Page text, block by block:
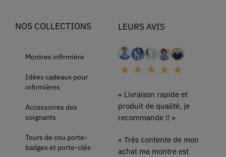
NOS COLLECTIONS
Montres infirmière
Idées cadeaux pour
infirmières
Accessoires des
soignants
Tours de cou porte-
badges et porte-clés
LEURS AVIS
« Livraison rapide et
produit de qualité, je
recommande !! »
« Très contente de mon
achat ma montre est